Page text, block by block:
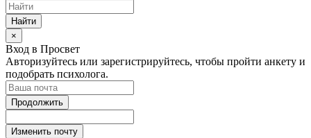
Найти
×
Вход в Просвет
Авторизуйтесь или зарегистрируйтесь, чтобы пройти анкету и
подобрать психолога.
Продолжить
Изменить почту